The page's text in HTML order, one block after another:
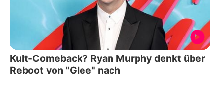
Kult-Comeback? Ryan Murphy denkt über
Reboot von "Glee" nach